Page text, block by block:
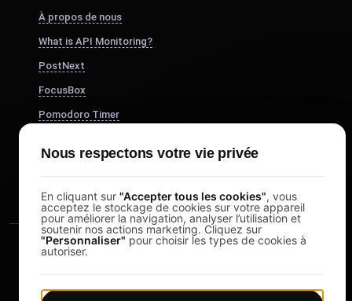
À propos de nous
What is API Monitoring?
PostNext
FocusBox
Pomodoro Timer
Nous respectons votre vie privée
En cliquant sur "Accepter tous les cookies", vous
acceptez le stockage de cookies sur votre appareil
pour améliorer la navigation, analyser l’utilisation et
soutenir nos actions marketing. Cliquez sur
"Personnaliser" pour choisir les types de cookies à
autoriser.